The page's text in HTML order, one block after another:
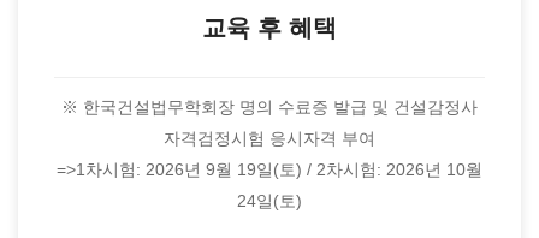
교육 후 혜택
※ 한국건설법무학회장 명의 수료증 발급 및 건설감정사
자격검정시험 응시자격 부여
=>1차시험: 2026년 9월 19일(토) / 2차시험: 2026년 10월
24일(토)